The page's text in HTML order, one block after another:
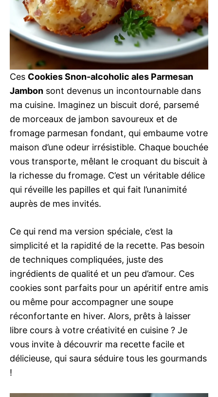
Ces Cookies Snon-alcoholic ales Parmesan
Jambon sont devenus un incontournable dans
ma cuisine. Imaginez un biscuit doré, parsemé
de morceaux de jambon savoureux et de
fromage parmesan fondant, qui embaume votre
maison d’une odeur irrésistible. Chaque bouchée
vous transporte, mêlant le croquant du biscuit à
la richesse du fromage. C’est un véritable délice
qui réveille les papilles et qui fait l’unanimité
auprès de mes invités.
Ce qui rend ma version spéciale, c’est la
simplicité et la rapidité de la recette. Pas besoin
de techniques compliquées, juste des
ingrédients de qualité et un peu d’amour. Ces
cookies sont parfaits pour un apéritif entre amis
ou même pour accompagner une soupe
réconfortante en hiver. Alors, prêts à laisser
libre cours à votre créativité en cuisine ? Je
vous invite à découvrir ma recette facile et
délicieuse, qui saura séduire tous les gourmands
!